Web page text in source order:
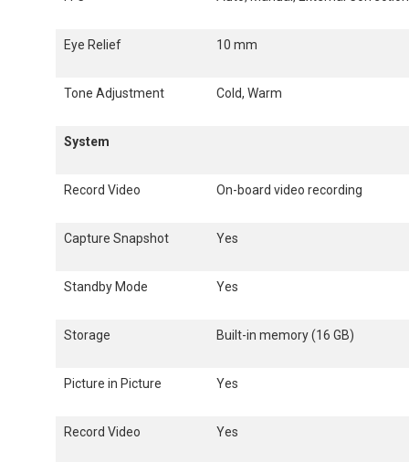
Eye Relief 10 mm
Tone Adjustment Cold, Warm
System
Record Video On-board video recording
Capture Snapshot Yes
Standby Mode Yes
Storage Built-in memory (16 GB)
Picture in Picture Yes
Record Video Yes